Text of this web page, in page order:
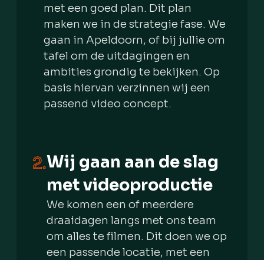
met een goed plan. Dit plan
maken we in de strategie fase. We
gaan in Apeldoorn, of bij jullie om
tafel om de uitdagingen en
ambities grondig te bekijken. Op
basis hiervan verzinnen wij een
passend video concept.
2.Wij gaan aan de slag
met videoproductie
We komen een of meerdere
draaidagen langs met ons team
om alles te filmen. Dit doen we op
een passende locatie, met een